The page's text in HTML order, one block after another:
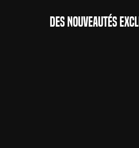
DES NOUVEAUTÉS